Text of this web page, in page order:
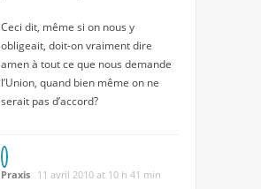
Ceci dit, même si on nous y
obligeait, doit-on vraiment dire
amen à tout ce que nous demande
l’Union, quand bien même on ne
serait pas d’accord?
Praxis 11 avril 2010 at 10 h 41 min